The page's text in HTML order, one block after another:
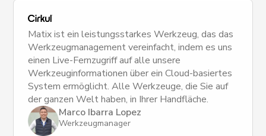
Matix ist ein leistungsstarkes Werkzeug, das das
Werkzeugmanagement vereinfacht, indem es uns
einen Live-Fernzugriff auf alle unsere
Werkzeuginformationen über ein Cloud-basiertes
System ermöglicht. Alle Werkzeuge, die Sie auf
der ganzen Welt haben, in Ihrer Handfläche.
Marco Ibarra Lopez
Werkzeugmanager